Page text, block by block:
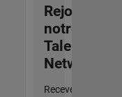
Rejoignez
notre
Talent
Network
Recevez